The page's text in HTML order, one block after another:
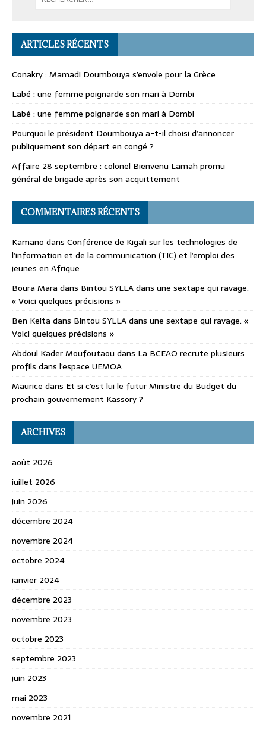
ARTICLES RÉCENTS
Conakry : Mamadi Doumbouya s’envole pour la Grèce
Labé : une femme poignarde son mari à Dombi
Labé : une femme poignarde son mari à Dombi
Pourquoi le président Doumbouya a-t-il choisi d’annoncer
publiquement son départ en congé ?
Affaire 28 septembre : colonel Bienvenu Lamah promu
général de brigade après son acquittement
COMMENTAIRES RÉCENTS
Kamano dans Conférence de Kigali sur les technologies de
l’information et de la communication (TIC) et l’emploi des
jeunes en Afrique
Boura Mara dans Bintou SYLLA dans une sextape qui ravage.
« Voici quelques précisions »
Ben Keita dans Bintou SYLLA dans une sextape qui ravage. «
Voici quelques précisions »
Abdoul Kader Moufoutaou dans La BCEAO recrute plusieurs
profils dans l’espace UEMOA
Maurice dans Et si c’est lui le futur Ministre du Budget du
prochain gouvernement Kassory ?
ARCHIVES
août 2026
juillet 2026
juin 2026
décembre 2024
novembre 2024
octobre 2024
janvier 2024
décembre 2023
novembre 2023
octobre 2023
septembre 2023
juin 2023
mai 2023
novembre 2021